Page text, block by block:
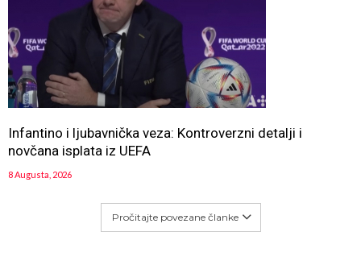
Infantino i ljubavnička veza: Kontroverzni detalji i
novčana isplata iz UEFA
8 Augusta, 2026
Pročitajte povezane članke